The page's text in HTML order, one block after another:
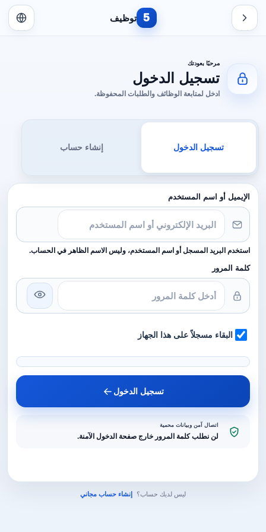
5 توظيف
مرحبًا بعودتك
تسجيل الدخول
ادخل لمتابعة الوظائف والطلبات المحفوظة.
تسجيل الدخول إنشاء حساب
الإيميل أو اسم المستخدم
استخدم البريد المسجل أو اسم المستخدم، وليس الاسم الظاهر في الحساب.
كلمة المرور
البقاء مسجلاً على هذا الجهاز
تسجيل الدخول
اتصال آمن وبيانات محمية
لن نطلب كلمة المرور خارج صفحة الدخول الآمنة.
ليس لديك حساب؟ إنشاء حساب مجاني